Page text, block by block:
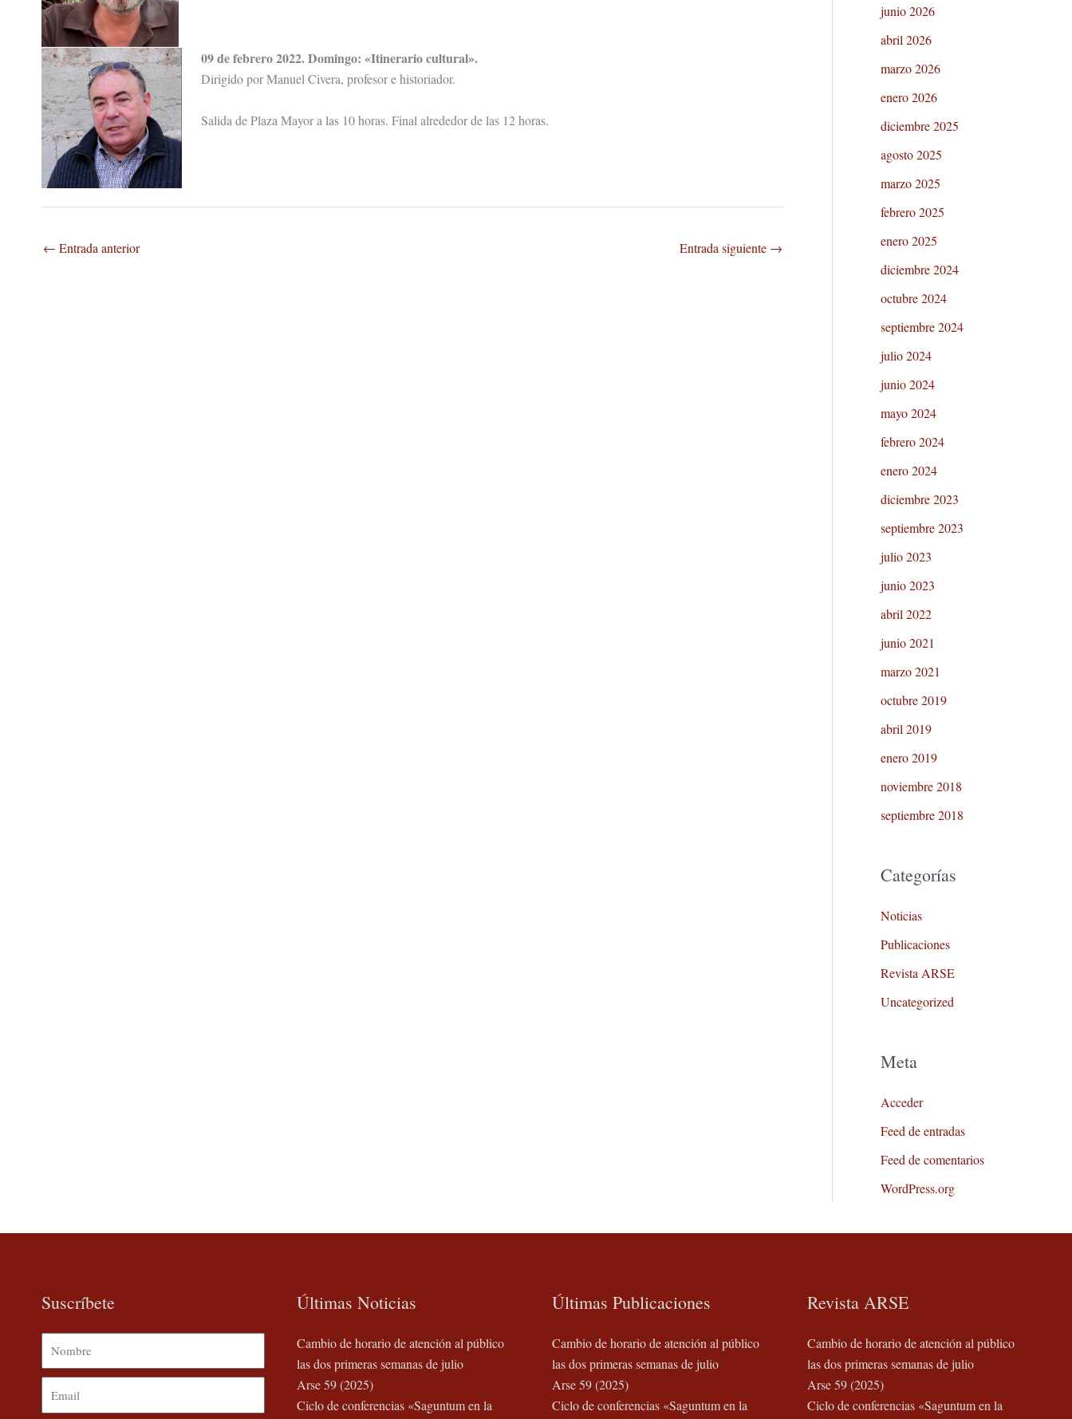
09 de febrero 2022. Domingo: «Itinerario cultural».
Dirigido por Manuel Civera, profesor e historiador.
Salida de Plaza Mayor a las 10 horas. Final alrededor de las 12 horas.
← Entrada anterior Entrada siguiente →
junio 2026
abril 2026
marzo 2026
enero 2026
diciembre 2025
agosto 2025
marzo 2025
febrero 2025
enero 2025
diciembre 2024
octubre 2024
septiembre 2024
julio 2024
junio 2024
mayo 2024
febrero 2024
enero 2024
diciembre 2023
septiembre 2023
julio 2023
junio 2023
abril 2022
junio 2021
marzo 2021
octubre 2019
abril 2019
enero 2019
noviembre 2018
septiembre 2018
Categorías
Noticias
Publicaciones
Revista ARSE
Uncategorized
Meta
Acceder
Feed de entradas
Feed de comentarios
WordPress.org
Suscríbete Últimas Noticias
Cambio de horario de atención al público
las dos primeras semanas de julio
Arse 59 (2025)
Ciclo de conferencias «Saguntum en la
Últimas Publicaciones
Cambio de horario de atención al público
las dos primeras semanas de julio
Arse 59 (2025)
Ciclo de conferencias «Saguntum en la
Revista ARSE
Cambio de horario de atención al público
las dos primeras semanas de julio
Arse 59 (2025)
Ciclo de conferencias «Saguntum en la